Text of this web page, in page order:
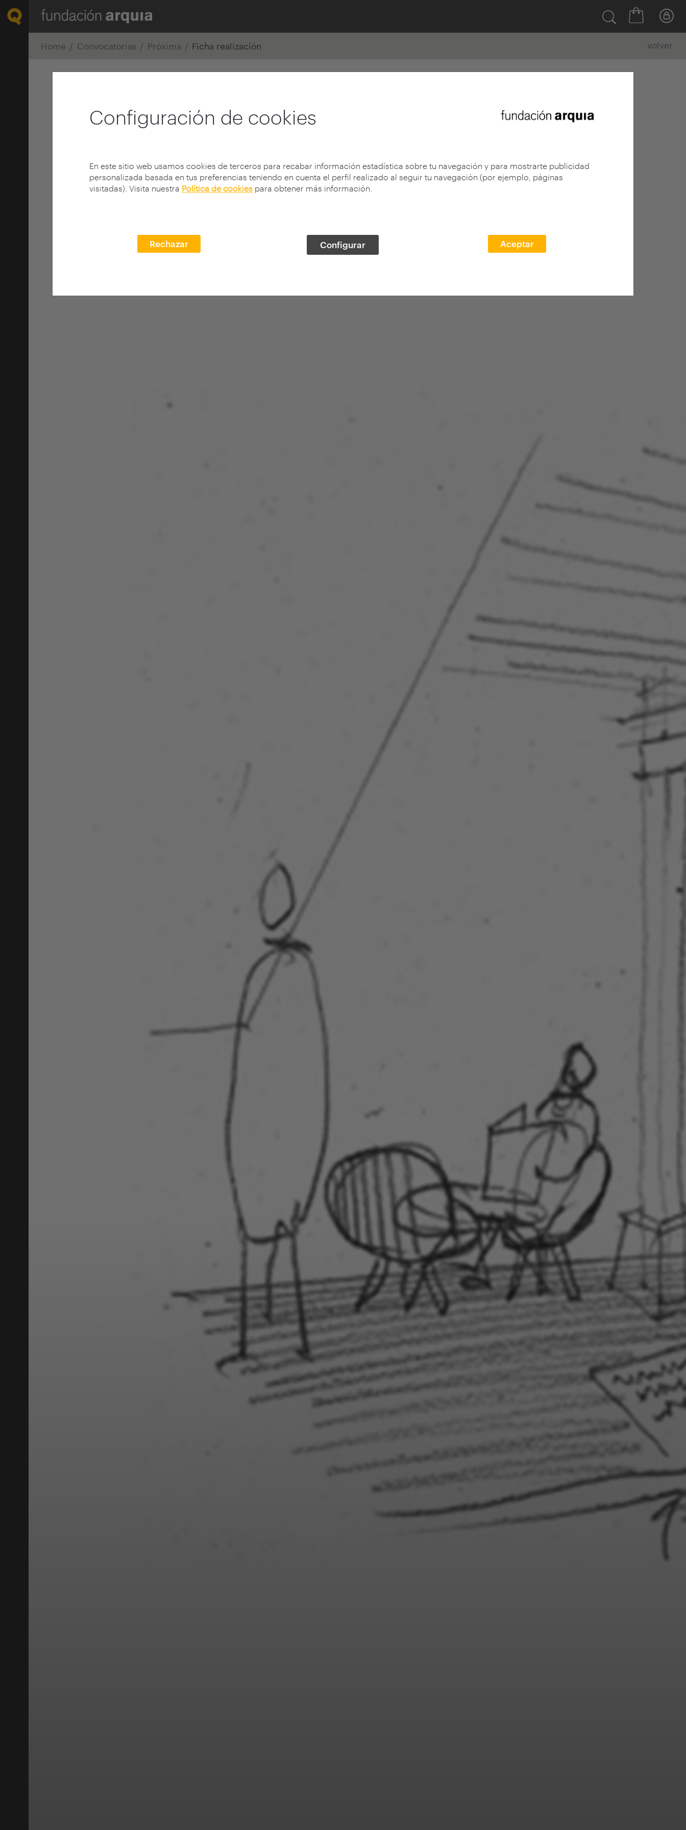
Configuración de cookies
En este sitio web usamos cookies de terceros para recabar información estadística sobre tu navegación y para mostrarte publicidad
personalizada basada en tus preferencias teniendo en cuenta el perfil realizado al seguir tu navegación (por ejemplo, páginas
visitadas). Visita nuestra Política de cookies para obtener más información.
Rechazar Configurar Aceptar
Home Convocatorias Próxima Ficha realización volver